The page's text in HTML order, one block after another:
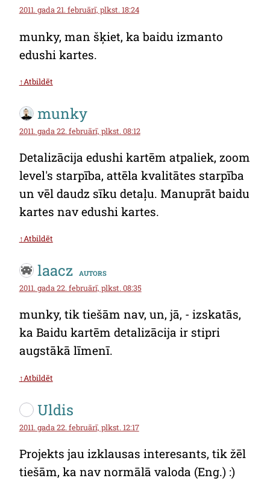
2011. gada 21. februārī, plkst. 18:24
munky, man šķiet, ka baidu izmanto
edushi kartes.
↑Atbildēt
munky
2011. gada 22. februārī, plkst. 08:12
Detalizācija edushi kartēm atpaliek, zoom
level's starpība, attēla kvalitātes starpība
un vēl daudz sīku detaļu. Manuprāt baidu
kartes nav edushi kartes.
↑Atbildēt
laacz autors
2011. gada 22. februārī, plkst. 08:35
munky, tik tiešām nav, un, jā, - izskatās,
ka Baidu kartēm detalizācija ir stipri
augstākā līmenī.
↑Atbildēt
Uldis
2011. gada 22. februārī, plkst. 12:17
Projekts jau izklausas interesants, tik žēl
tiešām, ka nav normālā valoda (Eng.) :)